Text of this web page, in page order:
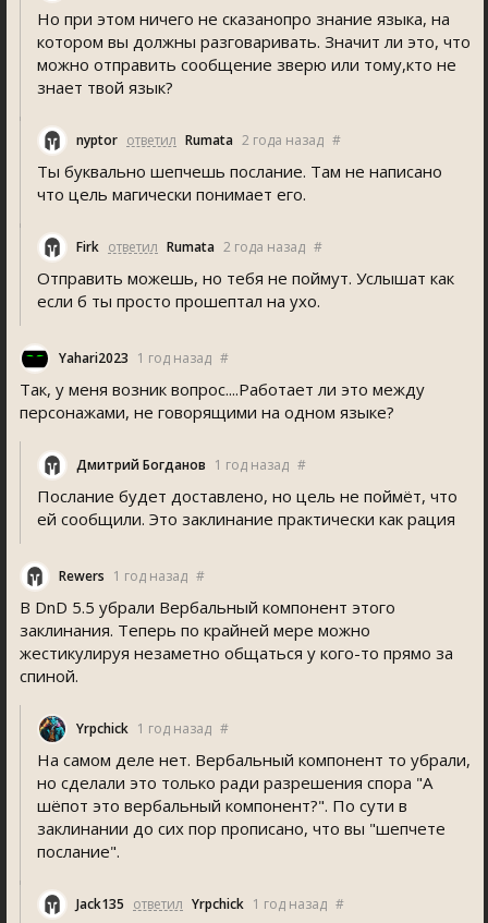
Но при этом ничего не сказанопро знание языка, на
котором вы должны разговаривать. Значит ли это, что
можно отправить сообщение зверю или тому,кто не
знает твой язык?
nyptor ответил Rumata 2 года назад #
Ты буквально шепчешь послание. Там не написано
что цель магически понимает его.
Firk ответил Rumata 2 года назад #
Отправить можешь, но тебя не поймут. Услышат как
если б ты просто прошептал на ухо.
Yahari2023 1 год назад #
Так, у меня возник вопрос....Работает ли это между
персонажами, не говорящими на одном языке?
Дмитрий Богданов 1 год назад #
Послание будет доставлено, но цель не поймёт, что
ей сообщили. Это заклинание практически как рация
Rewer 1 год назад #
В DnD 5.5 убрали Вербальный компонент этого
заклинания. Теперь по крайней мере можно
жестикулируя незаметно общаться у кого-то прямо за
спиной.
Yrpchick 1 год назад #
На самом деле нет. Вербальный компонент то убрали,
но сделали это только ради разрешения спора "А
шёпот это вербальный компонент?". По сути в
заклинании до сих пор прописано, что вы "шепчете
послание".
Jack135 ответил Yrpchick 1 год назад #